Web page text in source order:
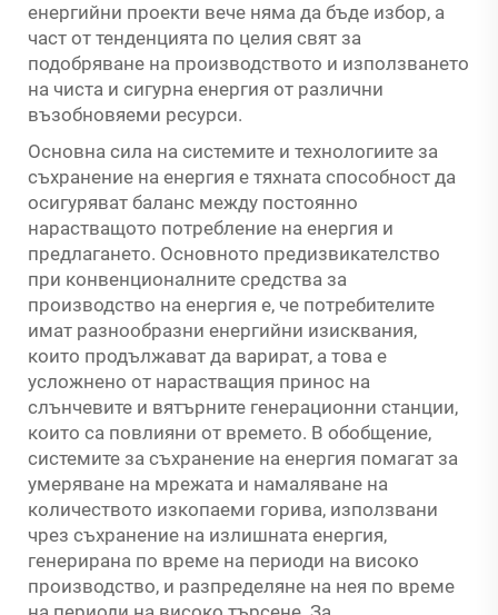
енергийни проекти вече няма да бъде избор, а
част от тенденцията по целия свят за
подобряване на производството и използването
на чиста и сигурна енергия от различни
възобновяеми ресурси.
Основна сила на системите и технологиите за
съхранение на енергия е тяхната способност да
осигуряват баланс между постоянно
нарастващото потребление на енергия и
предлагането. Основното предизвикателство
при конвенционалните средства за
производство на енергия е, че потребителите
имат разнообразни енергийни изисквания,
които продължават да варират, а това е
усложнено от нарастващия принос на
слънчевите и вятърните генерационни станции,
които са повлияни от времето. В обобщение,
системите за съхранение на енергия помагат за
умеряване на мрежата и намаляване на
количеството изкопаеми горива, използвани
чрез съхранение на излишната енергия,
генерирана по време на периоди на високо
производство, и разпределяне на нея по време